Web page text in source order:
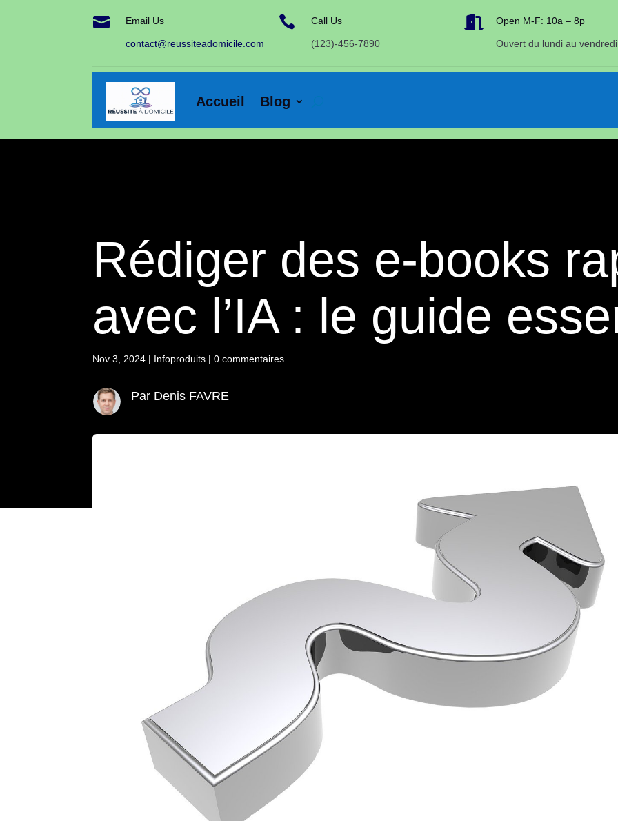
 Email Us
contact@reussiteadomicile.com
 Call Us
(123)-456-7890
 Open M-F: 10a – 8p
Ouvert du lundi au vendredi
Accueil Blog
Rédiger des e-books
avec l’IA : le guide
Nov 3, 2024 | Infoproduits |0 commentaires
Par Denis FAVRE